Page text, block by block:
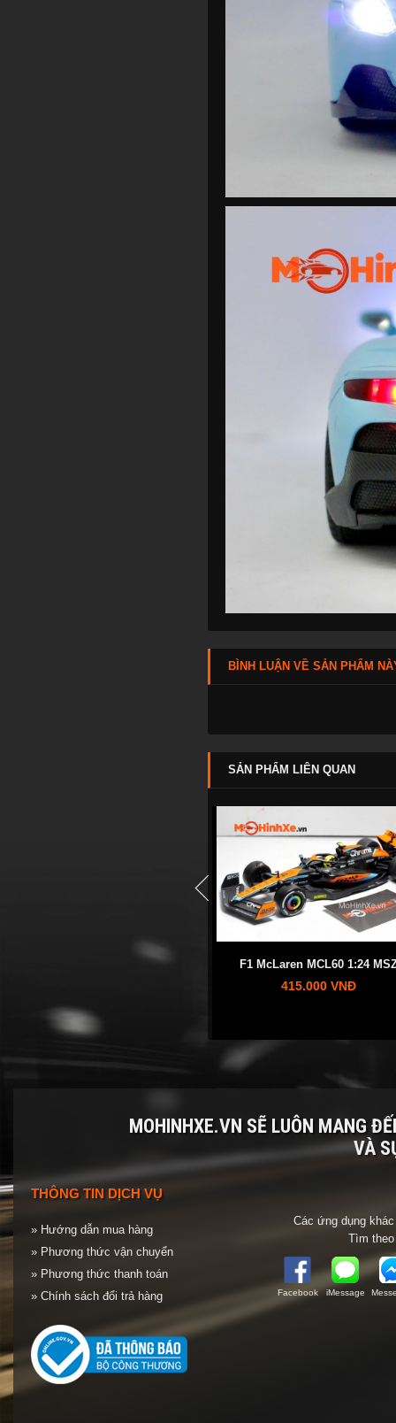
BÌNH LUẬN VỀ SẢN PHẨM
SẢN PHẨM LIÊN QUAN
F1 McLaren MCL60 1:24 MSZ Lamborghini Revuelto 1:24
345.000 VNĐ
prev
MOHINHXE.VN SẼ LUÔN MANG
VÀ
THÔNG TIN DỊCH VỤ
» Hướng dẫn mua hàng
» Phương thức vận chuyển
» Phương thức thanh toán
» Chính sách đổi trả hàng
Các ứng dụng
Tìm
Facebook iMessage